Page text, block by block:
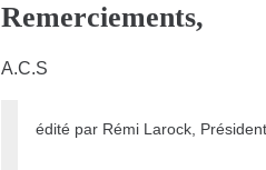
Remerciements,
A.C.S
édité par Rémi Larock, Président